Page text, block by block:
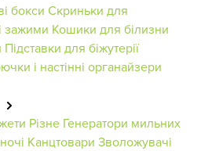
бокси Скриньки для
зажими Кошики для білизни
Підставки для біжутерії
і настінні органайзери
Різне Генератори мильних
Канцтовари Зволожувачі